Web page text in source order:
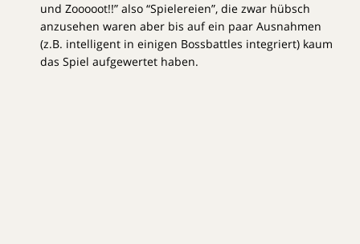
und Zooooot!!” also “Spielereien”, die zwar hübsch
anzusehen waren aber bis auf ein paar Ausnahmen
(z.B. intelligent in einigen Bossbattles integriert) kaum
das Spiel aufgewertet haben.